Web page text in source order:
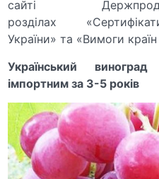
сайті
розділах
України» та «Вимоги країн
Український
імпортним за 3-5 років